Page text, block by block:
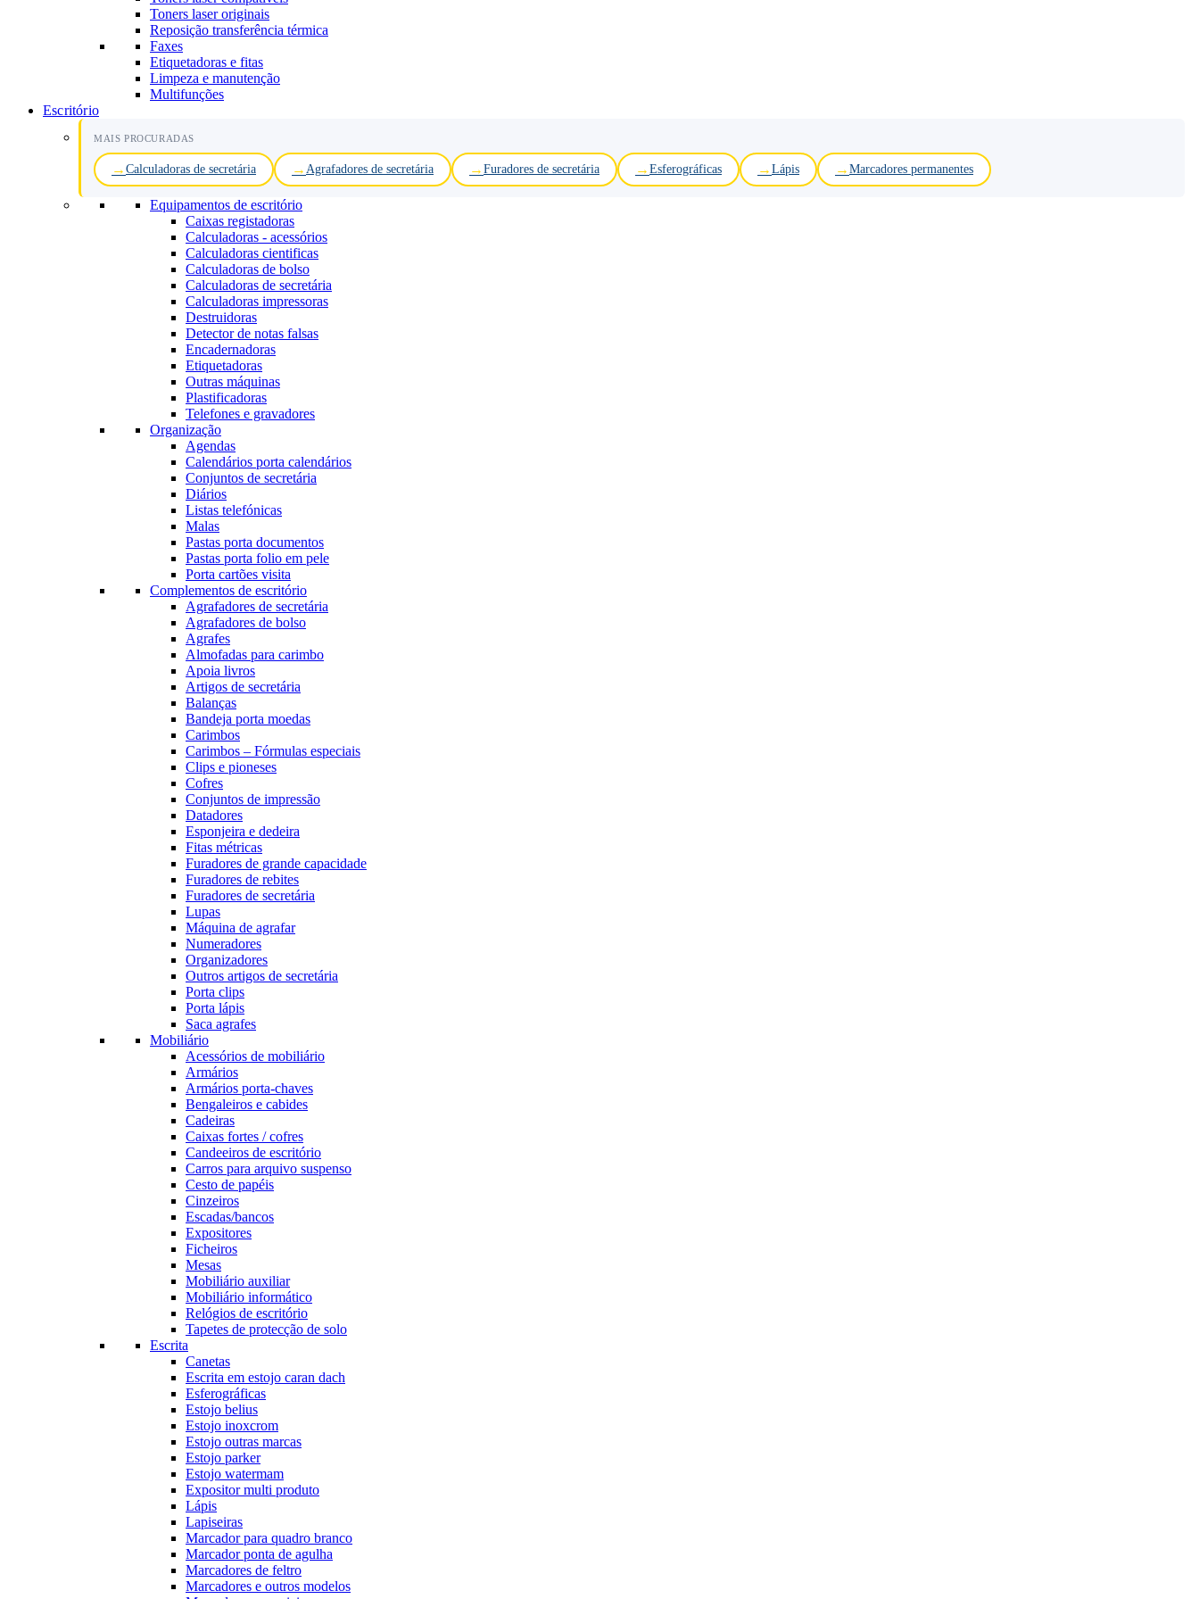
Toners laser originais
Reposição transferência térmica
Faxes
Etiquetadoras e fitas
Limpeza e manutenção
Multifunções
Escritório
MAIS PROCURADAS
Calculadoras de secretária Agrafadores de secretária Furadores de secretária Esferográficas Lápis Marcadores permanentes
Equipamentos de escritório
Caixas registadoras
Calculadoras - acessórios
Calculadoras cientificas
Calculadoras de bolso
Calculadoras de secretária
Calculadoras impressoras
Destruidoras
Detector de notas falsas
Encadernadoras
Etiquetadoras
Outras máquinas
Plastificadoras
Telefones e gravadores
Organização
Agendas
Calendários porta calendários
Conjuntos de secretária
Diários
Listas telefónicas
Malas
Pastas porta documentos
Pastas porta folio em pele
Porta cartões visita
Complementos de escritório
Agrafadores de secretária
Agrafadores de bolso
Agrafes
Almofadas para carimbo
Apoia livros
Artigos de secretária
Balanças
Bandeja porta moedas
Carimbos
Carimbos – Fórmulas especiais
Clips e pioneses
Cofres
Conjuntos de impressão
Datadores
Esponjeira e dedeira
Fitas métricas
Furadores de grande capacidade
Furadores de rebites
Furadores de secretária
Lupas
Máquina de agrafar
Numeradores
Organizadores
Outros artigos de secretária
Porta clips
Porta lápis
Saca agrafes
Mobiliário
Acessórios de mobiliário
Armários
Armários porta-chaves
Bengaleiros e cabides
Cadeiras
Caixas fortes / cofres
Candeeiros de escritório
Carros para arquivo suspenso
Cesto de papéis
Cinzeiros
Escadas/bancos
Expositores
Ficheiros
Mesas
Mobiliário auxiliar
Mobiliário informático
Relógios de escritório
Tapetes de protecção de solo
Escrita
Canetas
Escrita em estojo caran dach
Esferográficas
Estojo belius
Estojo inoxcrom
Estojo outras marcas
Estojo parker
Estojo watermam
Expositor multi produto
Lápis
Lapiseiras
Marcador para quadro branco
Marcador ponta de agulha
Marcadores de feltro
Marcadores e outros modelos